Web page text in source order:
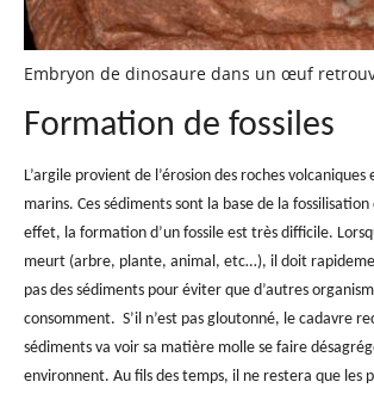
Embryon de dinosaure dans un œuf
Formation de fossiles
L’argile provient de l’érosion des roches volcaniques
marins. Ces sédiments sont la base de la fossilisation
effet, la formation d’un fossile est très difficile.
meurt (arbre, plante, animal, etc…), il doit
pas des sédiments pour éviter que d’autres
consomment. S’il n’est pas gloutonné, le cadavre
sédiments va voir sa matière molle se faire
environnent. Au fils des temps, il ne restera que les